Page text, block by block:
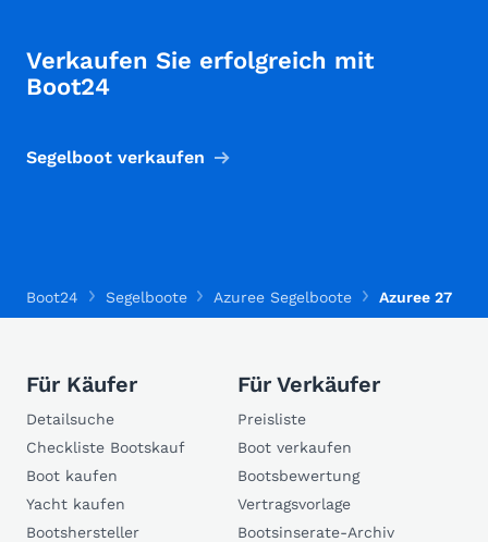
Verkaufen Sie erfolgreich mit
Boot24
Segelboot verkaufen
Boot24 Segelboote Azuree Segelboote Azuree 27
Für Käufer
Detailsuche
Checkliste Bootskauf
Boot kaufen
Yacht kaufen
Bootshersteller
Für Verkäufer
Preisliste
Boot verkaufen
Bootsbewertung
Vertragsvorlage
Bootsinserate-Archiv